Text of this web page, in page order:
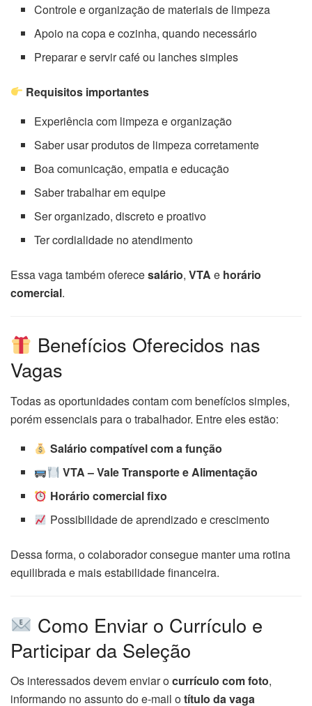
Controle e organização de materiais de limpeza
Apoio na copa e cozinha, quando necessário
Preparar e servir café ou lanches simples
Requisitos importantes
Experiência com limpeza e organização
Saber usar produtos de limpeza corretamente
Boa comunicação, empatia e educação
Saber trabalhar em equipe
Ser organizado, discreto e proativo
Ter cordialidade no atendimento
Essa vaga também oferecesalário, VTA e horário
comercial.
Benefícios Oferecidos nas
Vagas
Todas as oportunidades contam com benefícios simples,
porém essenciais para o trabalhador. Entre eles estão:
Salário compatível com a função
VTA – Vale Transporte e Alimentação
Horário comercial fixo
Possibilidade de aprendizado e crescimento
Dessa forma, o colaborador consegue manter uma rotina
equilibrada e mais estabilidade financeira.
Como Enviar o Currículo e
Participar da Seleção
Os interessados devem enviar ocurrículo com foto,
informando no assunto do e-mail otítulo da vaga